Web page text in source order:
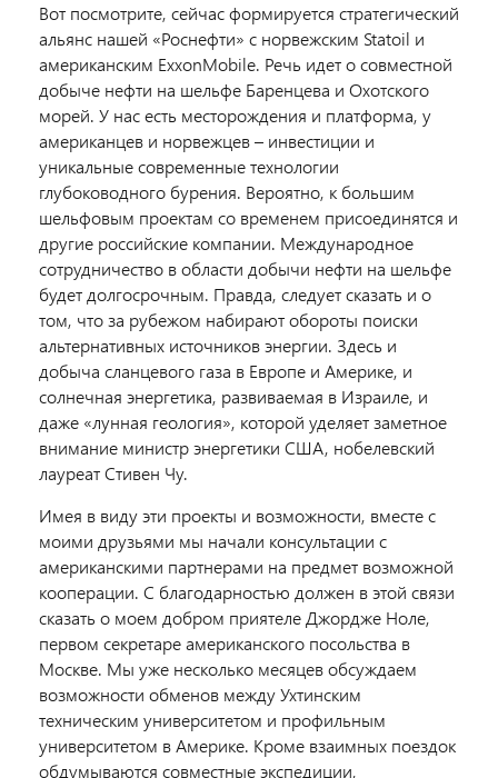
Вот посмотрите, сейчас формируется стратегический
альянс нашей «Роснефти» с норвежским Statoil и
американским ExxonMobile. Речь идет о совместной
добыче нефти на шельфе Баренцева и Охотского
морей. У нас есть месторождения и платформа, у
американцев и норвежцев – инвестиции и
уникальные современные технологии
глубоководного бурения. Вероятно, к большим
шельфовым проектам со временем присоединятся и
другие российские компании. Международное
сотрудничество в области добычи нефти на шельфе
будет долгосрочным. Правда, следует сказать и о
том, что за рубежом набирают обороты поиски
альтернативных источников энергии. Здесь и
добыча сланцевого газа в Европе и Америке, и
солнечная энергетика, развиваемая в Израиле, и
даже «лунная геология», которой уделяет заметное
внимание министр энергетики США, нобелевский
лауреат Стивен Чу.
Имея в виду эти проекты и возможности, вместе с
моими друзьями мы начали консультации с
американскими партнерами на предмет возможной
кооперации. С благодарностью должен в этой связи
сказать о моем добром приятеле Джордже Ноле,
первом секретаре американского посольства в
Москве. Мы уже несколько месяцев обсуждаем
возможности обменов между Ухтинским
техническим университетом и профильным
университетом в Америке. Кроме взаимных поездок
обдумываются совместные экспедиции,